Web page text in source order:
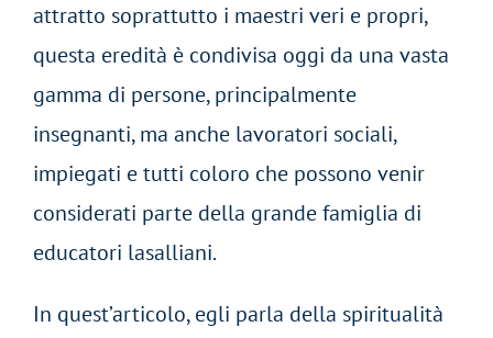
attratto soprattutto i maestri veri e propri,
questa eredità è condivisa oggi da una vasta
gamma di persone, principalmente
insegnanti, ma anche lavoratori sociali,
impiegati e tutti coloro che possono venir
considerati parte della grande famiglia di
educatori lasalliani.
In quest’articolo, egli parla della spiritualità